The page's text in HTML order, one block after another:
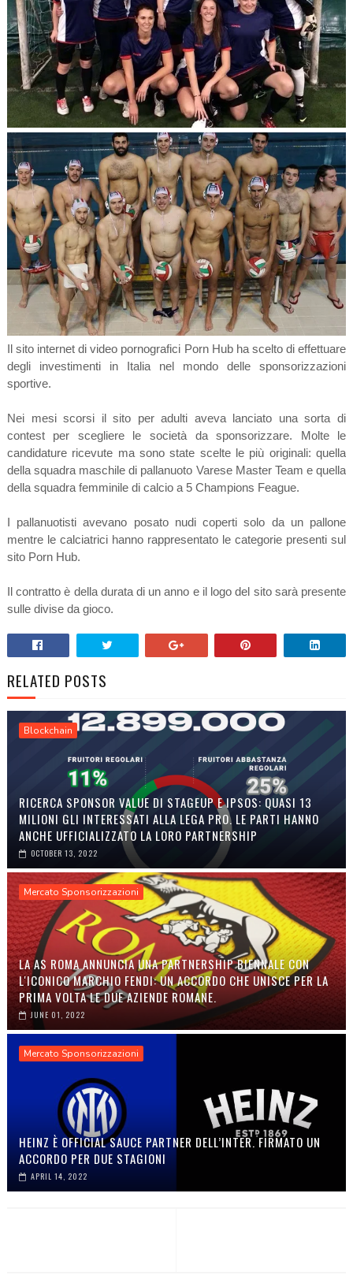
Il sito internet di video pornografici Porn Hub ha scelto di effettuare
degli investimenti in Italia nel mondo delle sponsorizzazioni
sportive.
Nei mesi scorsi il sito per adulti aveva lanciato una sorta di
contest per scegliere le società da sponsorizzare. Molte le
candidature ricevute ma sono state scelte le più originali: quella
della squadra maschile di pallanuoto Varese Master Team e quella
della squadra femminile di calcio a 5 Champions Feague.
I pallanuotisti avevano posato nudi coperti solo da un pallone
mentre le calciatrici hanno rappresentato le categorie presenti sul
sito Porn Hub.
Il contratto è della durata di un anno e il logo del sito sarà presente
sulle divise da gioco.
RELATED POSTS
Blockchain
RICERCA SPONSOR VALUE DI STAGEUP E IPSOS: QUASI 13
MILIONI GLI INTERESSATI ALLA LEGA PRO. LE PARTI HANNO
ANCHE UFFICIALIZZATO LA LORO PARTNERSHIP
OCTOBER 13, 2022
Mercato Sponsorizzazioni
LA AS ROMA ANNUNCIA UNA PARTNERSHIP BIENNALE CON
L'ICONICO MARCHIO FENDI: UN ACCORDO CHE UNISCE PER LA
PRIMA VOLTA LE DUE AZIENDE ROMANE.
JUNE 01, 2022
Mercato Sponsorizzazioni
HEINZ È OFFICIAL SAUCE PARTNER DELL’INTER. FIRMATO UN
ACCORDO PER DUE STAGIONI
APRIL 14, 2022